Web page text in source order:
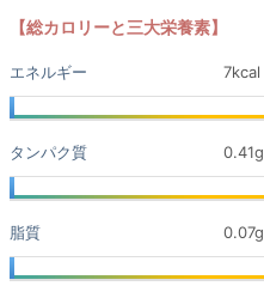
【総カロリーと三大栄養素】
エネルギー
7kcal
タンパク質 0.41g
脂質 0.07g